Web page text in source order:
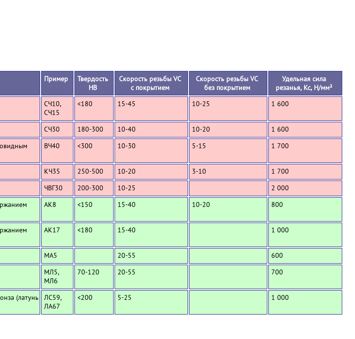
Пример
Твердость
HB
Скорость резьбы VC
с покрытием
Скорость резьбы VC
без покрытием
Удельная сила
резанья, Кс, Н/мм²
СЧ10,
СЧ15
<180 15-45 10-25 1 600
СЧ30 180-300 10-40 10-20
1 600
ВЧ40 <300 10-30 5-15 1 700
КЧ35 250-500 10-20 3-10
1 700
ЧВГ30 200-300 10-25
2 000
АК8 <150 15-40 10-20 800
АК17 <180 15-40 1 000
МА5 20-55
600
МЛ5,
МЛ6
70-120 20-55 700
(латунь
ЛС59,
ЛА67
<200 5-25 1 000